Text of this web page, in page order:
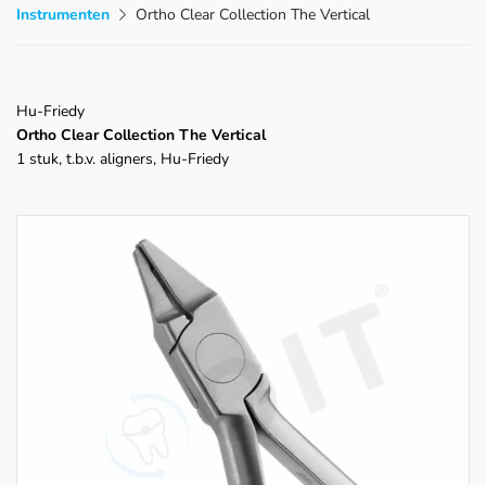
Instrumenten
Ortho Clear Collection The Vertical
Hu-Friedy
Ortho Clear Collection The Vertical
1 stuk, t.b.v. aligners, Hu-Friedy